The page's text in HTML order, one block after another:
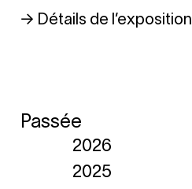
→ Détails de l’exposition
Passée
2026
2025